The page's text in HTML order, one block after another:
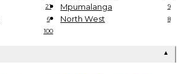
21 Mpumalanga 9
6 North West 8
100
▲